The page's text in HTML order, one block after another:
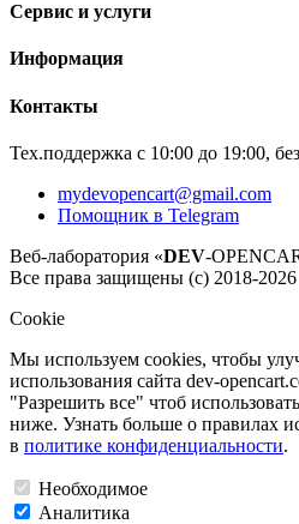
Сервис и услуги
Информация
Контакты
Тех.поддержка с 10:00 до 19:00,
mydevopencart@gmail.com
Помощник в Telegram
Веб-лаборатория «DEV-
Все права защищены (с) 2018-2026
Cookie
Мы используем cookies, чтобы
использования сайта dev-
"Разрешить все" чтоб
ниже. Узнать больше о правилах
в политике конфиденциальности.
Необходимое
Аналитика